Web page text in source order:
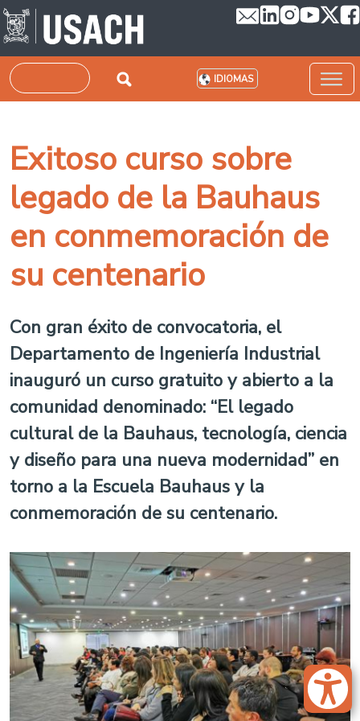
Pasar al contenido principal
Buscar IDIOMAS
Exitoso curso sobre
legado de la Bauhaus
en conmemoración de
su centenario
Con gran éxito de convocatoria, el
Departamento de Ingeniería Industrial
inauguró un curso gratuito y abierto a la
comunidad denominado: “El legado
cultural de la Bauhaus, tecnología, ciencia
y diseño para una nueva modernidad” en
torno a la Escuela Bauhaus y la
conmemoración de su centenario.